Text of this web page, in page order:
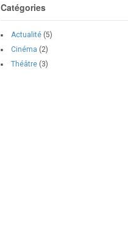
Catégories
Actualité(5)
Cinéma (2)
Théâtre(3)